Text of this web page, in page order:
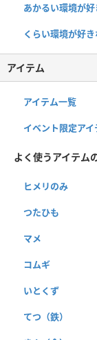
あかるい環境が
くらい環境が好
アイテム
アイテム一覧
イベント限定ア
よく使うアイテム
ヒメリのみ
つたひも
マメ
コムギ
いとくず
てつ（鉄）